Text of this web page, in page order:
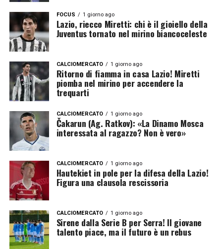
FOCUS 1 giorno ago
Lazio, riecco Miretti: chi è il gioiello della
Juventus tornato nel mirino biancoceleste
CALCIOMERCATO 1 giorno ago
Ritorno di fiamma in casa Lazio! Miretti
piomba nel mirino per accendere la
trequarti
CALCIOMERCATO 1 giorno ago
Čakarun (Ag. Ratkov): «La Dinamo Mosca
interessata al ragazzo? Non è vero»
CALCIOMERCATO 1 giorno ago
Hautekiet in pole per la difesa della Lazio!
Figura una clausola rescissoria
CALCIOMERCATO 1 giorno ago
Sirene dalla Serie B per Serra! Il giovane
talento piace, ma il futuro è un rebus